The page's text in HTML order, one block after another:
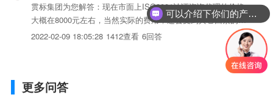
贯标集团为您解答：现在市面上ISO9001认证咨询代理的价格
大概在8000元左右，当然实际的费用，还会受到其它因素的影
响，如下：首先就是人员的数量，认证公司在进行认证的时候
需要根据公司人员数量来安排审计时间，这就导致人数越多的
机构审查时间会越长，这也意味着认证机构的审计成本越
2022-02-09 18:05:28 1412查看 6回答
更多问答
可以介绍下你们的产品么？